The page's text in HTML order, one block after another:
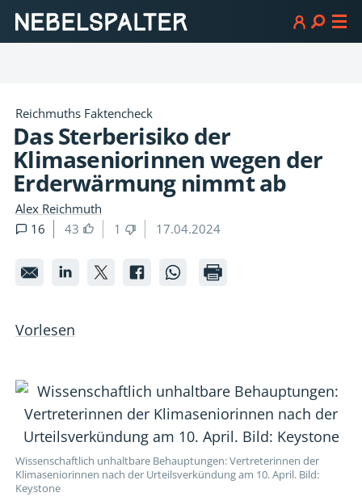
Reichmuths Faktencheck
Das Sterberisiko der
Klimaseniorinnen wegen der
Erderwärmung nimmt ab
Alex Reichmuth
16
43 1 17.04.2024
Das
der
Klimaseniorinnen
der
Erderwärmung
nimmt
ab
Das
der
Klimaseniorinnen
der
Erderwärmung
nimmt
ab
Das
der
Erderwärmung
nimmt
ab
Das
der
Erderwärmung
nimmt
ab
Das
der
Erderwärmung
nimmt
ab
Vorlesen
Wissenschaftlich unhaltbare Behauptungen: Vertreterinnen der
Klimaseniorinnen nach der Urteilsverkündung am 10. April. Bild:
Keystone